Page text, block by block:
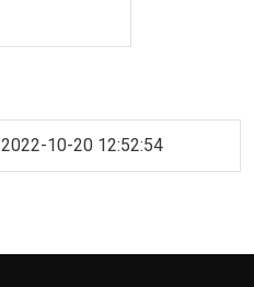
2022-10-20 12:52:54